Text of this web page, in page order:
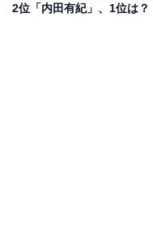
2位「内田有紀」、1位は？